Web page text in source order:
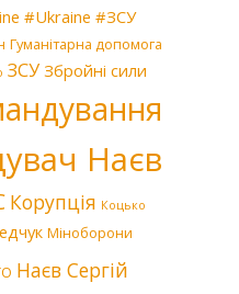
#Ukraine #ЗСУ
Гуманітарна допомога
ЗСУ Збройні сили
Наєв
Корупція Коцько
Міноборони
Наєв Сергій